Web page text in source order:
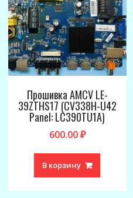
Прошивка AMCV LE-
39ZTHS17 (CV338H-U42
Panel: LC390TU1A)
600.00₽
В корзину